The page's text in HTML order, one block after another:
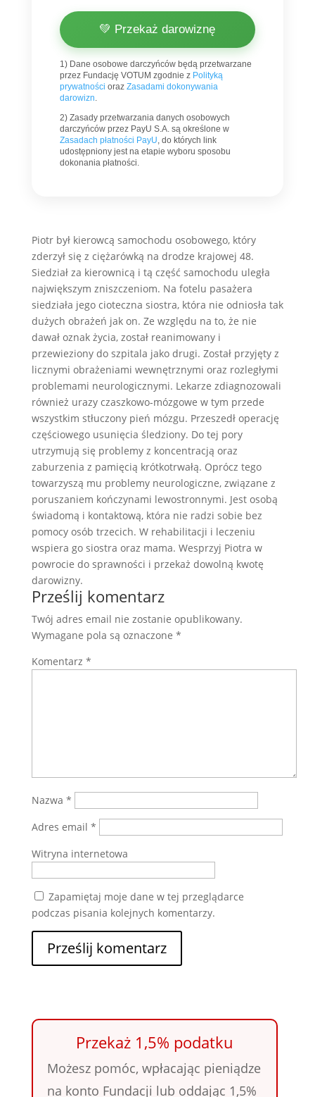
💚 Przekaż darowiznę
1) Dane osobowe darczyńców będą przetwarzane
przez Fundację VOTUM zgodnie z Polityką
prywatności oraz Zasadami dokonywania
darowizn.
2) Zasady przetwarzania danych osobowych
darczyńców przez PayU S.A. są określone w
Zasadach płatności PayU, do których link
udostępniony jest na etapie wyboru sposobu
dokonania płatności.
Piotr był kierowcą samochodu osobowego, który
zderzył się z ciężarówką na drodze krajowej 48.
Siedział za kierownicą i tą część samochodu uległa
największym zniszczeniom. Na fotelu pasażera
siedziała jego cioteczna siostra, która nie odniosła tak
dużych obrażeń jak on. Ze względu na to, że nie
dawał oznak życia, został reanimowany i
przewieziony do szpitala jako drugi. Został przyjęty z
licznymi obrażeniami wewnętrznymi oraz rozległymi
problemami neurologicznymi. Lekarze zdiagnozowali
również urazy czaszkowo-mózgowe w tym przede
wszystkim stłuczony pień mózgu. Przeszedł operację
częściowego usunięcia śledziony. Do tej pory
utrzymują się problemy z koncentracją oraz
zaburzenia z pamięcią krótkotrwałą. Oprócz tego
towarzyszą mu problemy neurologiczne, związane z
poruszaniem kończynami lewostronnymi. Jest osobą
świadomą i kontaktową, która nie radzi sobie bez
pomocy osób trzecich. W rehabilitacji i leczeniu
wspiera go siostra oraz mama. Wesprzyj Piotra w
powrocie do sprawności i przekaż dowolną kwotę
darowizny.
Prześlij komentarz
Twój adres email nie zostanie opublikowany.
Wymagane pola są oznaczone *
Komentarz *
Nazwa *
Adres email *
Witryna internetowa
Zapamiętaj moje dane w tej przeglądarce
podczas pisania kolejnych komentarzy.
Przekaż 1,5% podatku
Możesz pomóc, wpłacając pieniądze
na konto Fundacji lub oddając 1,5%